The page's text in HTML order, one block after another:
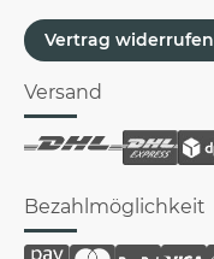
Vertrag widerrufen
Versand
Bezahlmöglichkeit